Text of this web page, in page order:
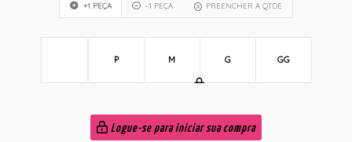
+1 PEÇA -1 PEÇA PREENCHER A QTDE
P M G GG
Logue-se para iniciar sua compra